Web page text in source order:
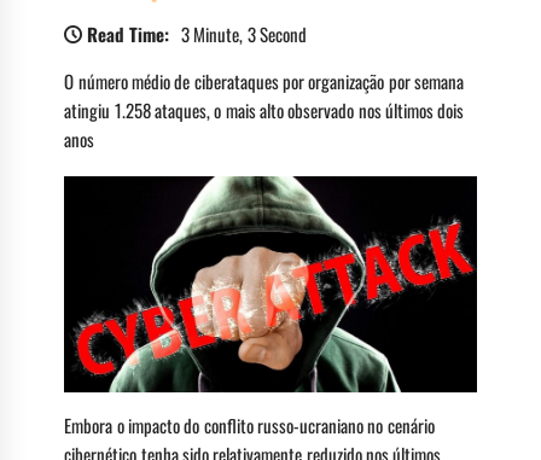
Read Time: 3 Minute, 3 Second
O número médio de ciberataques por organização por semana
atingiu 1.258 ataques, o mais alto observado nos últimos dois
anos
Embora o impacto do conflito russo-ucraniano no cenário
cibernético tenha sido relativamente reduzido nos últimos